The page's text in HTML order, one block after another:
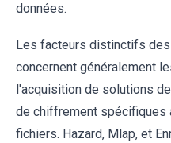
données.
Les facteurs distinctifs
concernent généralement
l'acquisition de solutions
de chiffrement spécifiques
fichiers. Hazard, Mlap, et